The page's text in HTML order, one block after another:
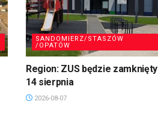
SANDOMIERZ/STASZÓW
/OPATÓW
Region: ZUS będzie zamknięty
14 sierpnia
2026-08-07